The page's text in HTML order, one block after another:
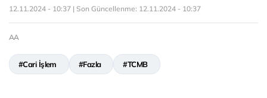
12.11.2024 - 10:37 | Son Güncellenme: 12.11.2024 - 10:37
AA
#Cari İşlem #Fazla #TCMB